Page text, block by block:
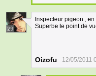
29
Inspecteur pigeon ,
Superbe le point de
Oizofu 12/05/2011